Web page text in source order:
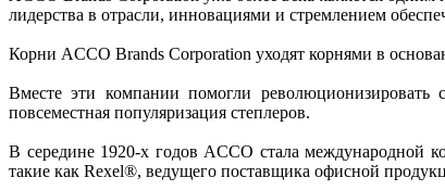
лидерства в отрасли, инновациями и стремлением
Корни ACCO Brands Corporation уходят корнями в
Вместе эти компании помогли
повсеместная популяризация степлеров.
В середине 1920-х годов ACCO стала международной
такие как Rexel®, ведущего поставщика офисной